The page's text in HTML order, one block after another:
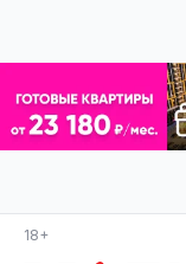
18+